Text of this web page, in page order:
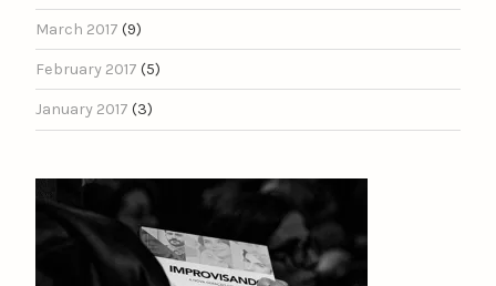
March 2017 (9)
February 2017 (5)
January 2017 (3)